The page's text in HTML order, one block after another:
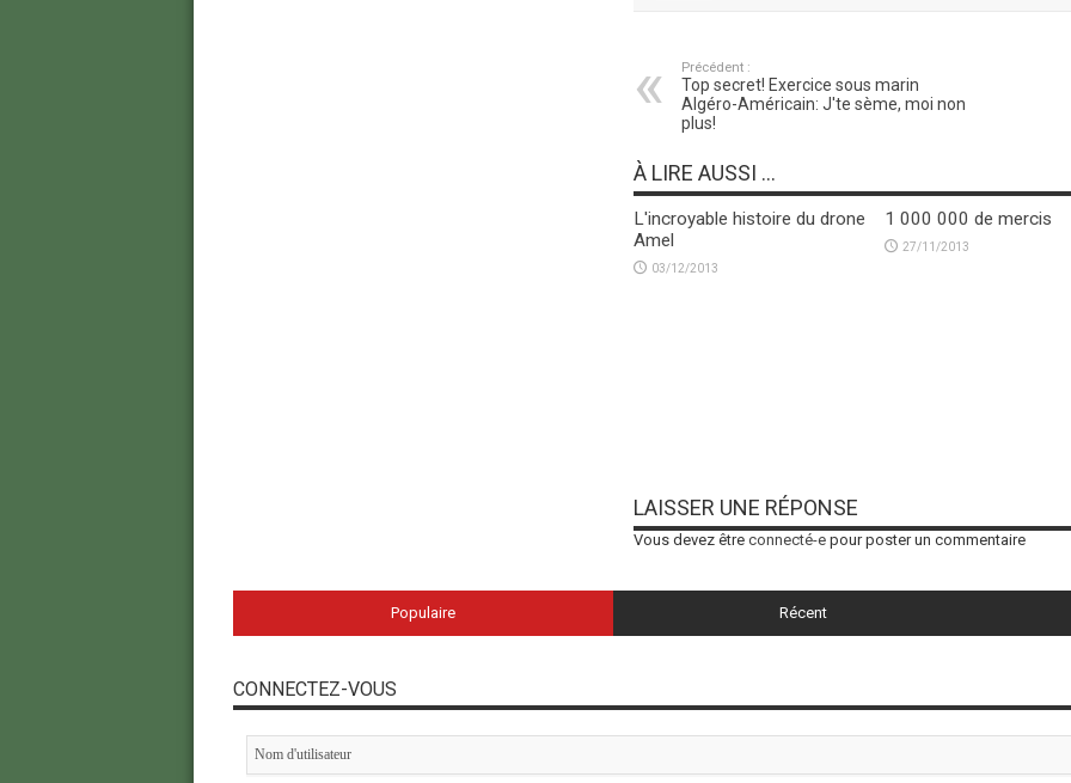
Précédent :
Top secret! Exercice sous marin
Algéro-Américain: J'te sème, moi non
plus!
À LIRE AUSSI ...
L'incroyable histoire du drone
Amel
03/12/2013
1 000 000 de mercis
27/11/2013
LAISSER UNE RÉPONSE
Vous devez être connecté-epour poster un commentaire
Populaire Récent
CONNECTEZ-VOUS